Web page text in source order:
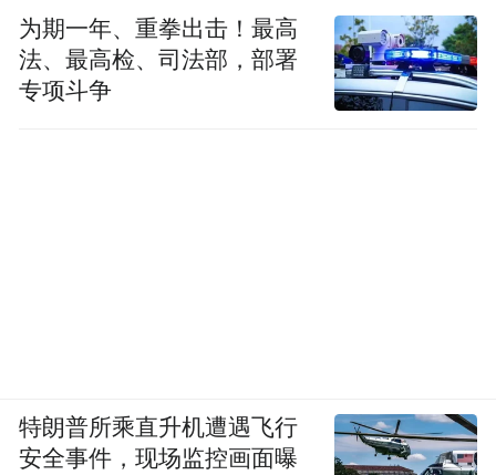
为期一年、重拳出击！最高
法、最高检、司法部，部署
专项斗争
特朗普所乘直升机遭遇飞行
安全事件，现场监控画面曝